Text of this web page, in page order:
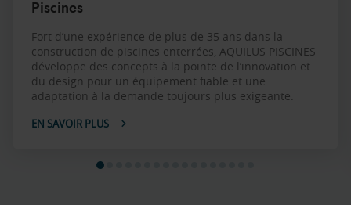
Piscines
Fort d’une expérience de plus de 35 ans dans la
construction de piscines enterrées, AQUILUS PISCINES
développe des concepts à la pointe de l’innovation et
du design pour un équipement fiable et une
adaptation à la demande toujours plus exigeante.
EN SAVOIR PLUS